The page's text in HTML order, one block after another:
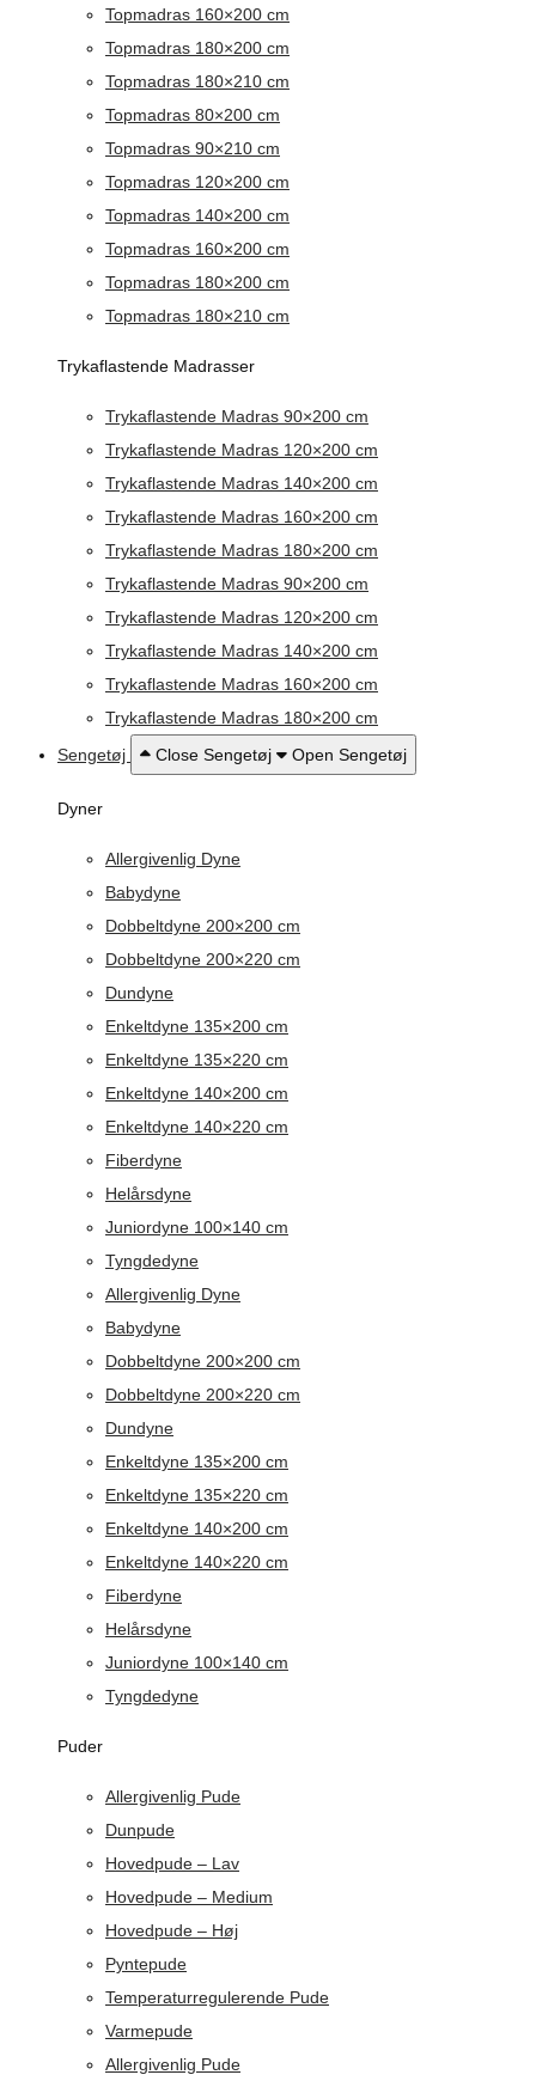
Topmadras 160×200 cm
Topmadras 180×200 cm
Topmadras 180×210 cm
Topmadras 80×200 cm
Topmadras 90×210 cm
Topmadras 120×200 cm
Topmadras 140×200 cm
Topmadras 160×200 cm
Topmadras 180×200 cm
Topmadras 180×210 cm
Trykaflastende Madrasser
Trykaflastende Madras 90×200 cm
Trykaflastende Madras 120×200 cm
Trykaflastende Madras 140×200 cm
Trykaflastende Madras 160×200 cm
Trykaflastende Madras 180×200 cm
Trykaflastende Madras 90×200 cm
Trykaflastende Madras 120×200 cm
Trykaflastende Madras 140×200 cm
Trykaflastende Madras 160×200 cm
Trykaflastende Madras 180×200 cm
Sengetøj
Close Sengetøj Open Sengetøj
Dyner
Allergivenlig Dyne
Babydyne
Dobbeltdyne 200×200 cm
Dobbeltdyne 200×220 cm
Dundyne
Enkeltdyne 135×200 cm
Enkeltdyne 135×220 cm
Enkeltdyne 140×200 cm
Enkeltdyne 140×220 cm
Fiberdyne
Helårsdyne
Juniordyne 100×140 cm
Tyngdedyne
Allergivenlig Dyne
Babydyne
Dobbeltdyne 200×200 cm
Dobbeltdyne 200×220 cm
Dundyne
Enkeltdyne 135×200 cm
Enkeltdyne 135×220 cm
Enkeltdyne 140×200 cm
Enkeltdyne 140×220 cm
Fiberdyne
Helårsdyne
Juniordyne 100×140 cm
Tyngdedyne
Puder
Allergivenlig Pude
Dunpude
Hovedpude – Lav
Hovedpude – Medium
Hovedpude – Høj
Pyntepude
Temperaturregulerende Pude
Varmepude
Allergivenlig Pude